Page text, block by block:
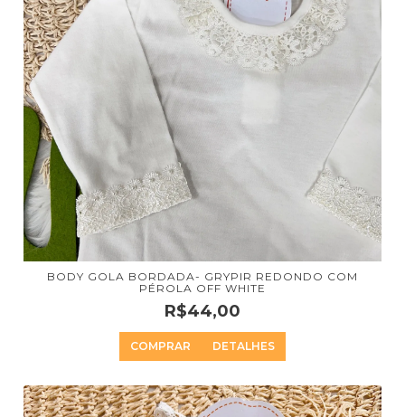
BODY GOLA BORDADA- GRYPIR REDONDO COM
PÉROLA OFF WHITE
R$44,00
COMPRAR DETALHES